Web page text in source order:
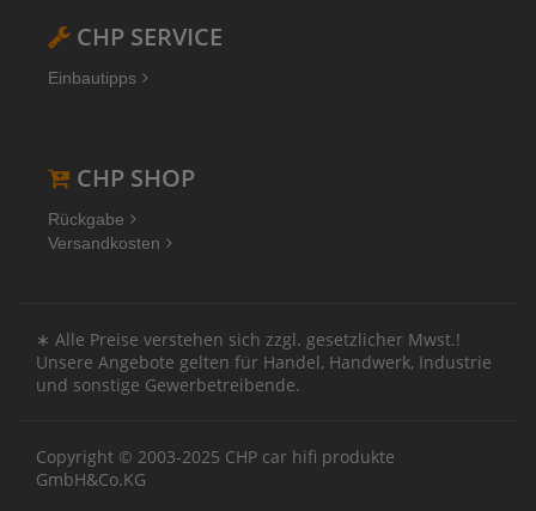
CHP SERVICE
Einbautipps
CHP SHOP
Rückgabe
Versandkosten
∗ Alle Preise verstehen sich zzgl. gesetzlicher Mwst.!
Unsere Angebote gelten für Handel, Handwerk, Industrie
und sonstige Gewerbetreibende.
Copyright © 2003-2025 CHP car hifi produkte
GmbH&Co.KG